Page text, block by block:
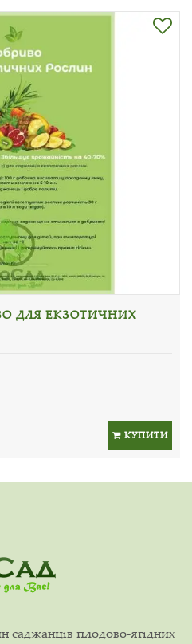
ДЛЯ ЕКЗОТИЧНИХ
КУПИТИ
саджанців плодово-ягідних